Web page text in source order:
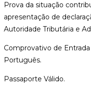
Prova da situação
apresentação de
Autoridade Tributária e
Comprovativo de
Português.
Passaporte Válido.